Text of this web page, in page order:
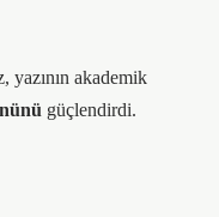
yazının akademik
güçlendirdi.